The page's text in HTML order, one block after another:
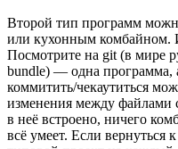
Второй тип программ
или кухонным комбайном.
Посмотрите на git (в мире
bundle) — одна программа,
коммитить/чекаутиться
изменения между файлами
в неё встроено, ничего
всё умеет. Если вернуться